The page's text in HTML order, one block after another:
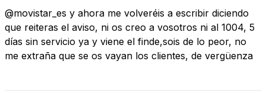
@movistar_es y ahora me volveréis a escribir diciendo
que reiteras el aviso, ni os creo a vosotros ni al 1004, 5
días sin servicio ya y viene el finde,sois de lo peor, no
me extraña que se os vayan los clientes, de vergüenza